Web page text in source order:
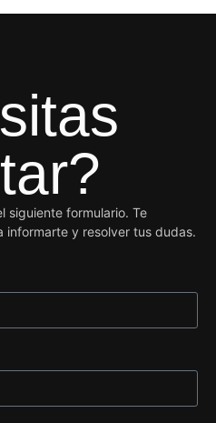
siguiente formulario. Te
y resolver tus dudas.